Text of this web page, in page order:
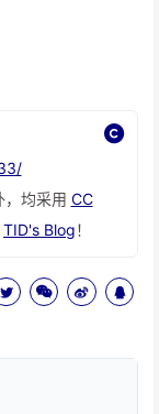
，均采用 CC
TID's Blog！